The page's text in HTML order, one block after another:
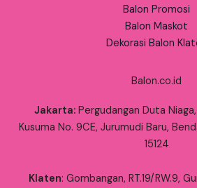
Balon Promosi
Balon Maskot
Dekorasi Balon
Balon.co.id
Jakarta: Pergudangan Duta
Kusuma No. 9CE, Jurumudi Baru,
15124
Klaten: Gombangan, RT.19/RW.9,